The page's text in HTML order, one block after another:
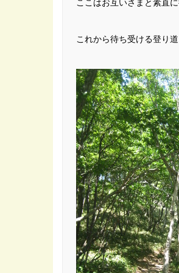
これから待ち受ける登り